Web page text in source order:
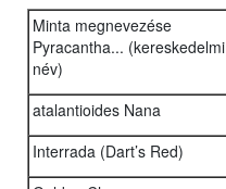
Minta megnevezése
Pyracantha... (kereskedelmi
név)
atalantioides Nana
Interrada (Dart’s Red)